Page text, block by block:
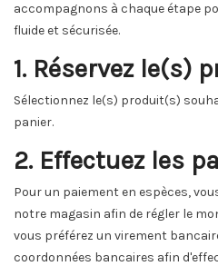
accompagnons à chaque étape
fluide et sécurisée.
1. Réservez le(s)
Sélectionnez le(s) produit(s)
panier.
2. Effectuez les
Pour un paiement en espèces,
notre magasin afin de régler le
vous préférez un virement
coordonnées bancaires afin